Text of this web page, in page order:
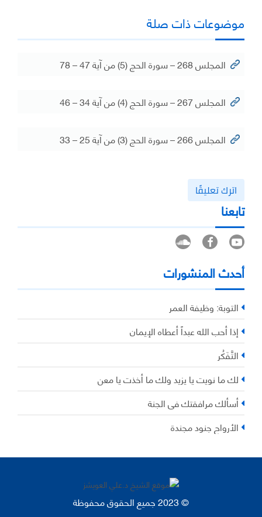
موضوعات ذات صلة
المجلس 268 – سورة الحج (5) من آية 47 – 78
المجلس 267 – سورة الحج (4) من آية 34 – 46
المجلس 266 – سورة الحج (3) من آية 25 – 33
اترك تعليقًا
تابعنا
أحدث المنشورات
التوبة: وظيفة العمر
إذا أحب الله عبداً أعطاه الإيمان
التَّفَكُر
لك ما نويت يا يزيد ولك ما أخذت يا معن
أسألك مرافقتك في الجنة
الأرواح جنود مجندة
© 2023 جميع الحقوق محفوظة